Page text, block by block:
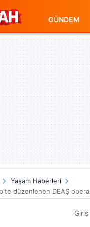
GÜNDEM
Yaşam Haberleri
düzenlenen DEAŞ